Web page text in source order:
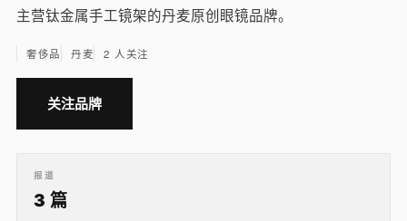
主营钛金属手工镜架的丹麦原创眼镜品牌。
奢侈品 丹麦 2 人关注
关注品牌
报道
3 篇